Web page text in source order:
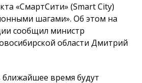
«СмартСити» (Smart City)
шагами». Об этом на
сообщил министр
области Дмитрий
время будут